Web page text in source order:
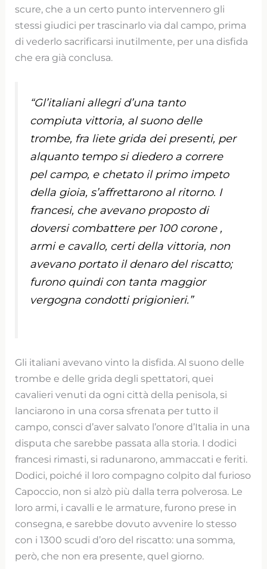
scure, che a un certo punto intervennero gli
stessi giudici per trascinarlo via dal campo, prima
di vederlo sacrificarsi inutilmente, per una disfida
che era già conclusa.
“Gl’italiani allegri d’una tanto
compiuta vittoria, al suono delle
trombe, fra liete grida dei presenti, per
alquanto tempo si diedero a correre
pel campo, e chetato il primo impeto
della gioia, s’affrettarono al ritorno. I
francesi, che avevano proposto di
doversi combattere per 100 corone ,
armi e cavallo, certi della vittoria, non
avevano portato il denaro del riscatto;
furono quindi con tanta maggior
vergogna condotti prigionieri.”
Gli italiani avevano vinto la disfida. Al suono delle
trombe e delle grida degli spettatori, quei
cavalieri venuti da ogni città della penisola, si
lanciarono in una corsa sfrenata per tutto il
campo, consci d’aver salvato l’onore d’Italia in una
disputa che sarebbe passata alla storia. I dodici
francesi rimasti, si radunarono, ammaccati e feriti.
Dodici, poiché il loro compagno colpito dal furioso
Capoccio, non si alzò più dalla terra polverosa. Le
loro armi, i cavalli e le armature, furono prese in
consegna, e sarebbe dovuto avvenire lo stesso
con i 1300 scudi d’oro del riscatto: una somma,
però, che non era presente, quel giorno.